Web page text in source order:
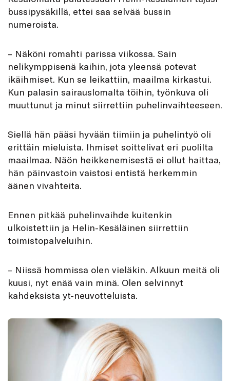
bussipysäkillä, ettei saa selvää bussin
numeroista.
– Näköni romahti parissa viikossa. Sain
nelikymppisenä kaihin, jota yleensä potevat
ikäihmiset. Kun se leikattiin, maailma kirkastui.
Kun palasin sairauslomalta töihin, työnkuva oli
muuttunut ja minut siirrettiin puhelinvaihteeseen.
Siellä hän pääsi hyvään tiimiin ja puhelintyö oli
erittäin mieluista. Ihmiset soittelivat eri puolilta
maailmaa. Näön heikkenemisestä ei ollut haittaa,
hän päinvastoin vaistosi entistä herkemmin
äänen vivahteita.
Ennen pitkää puhelinvaihde kuitenkin
ulkoistettiin ja Helin-Kesäläinen siirrettiin
toimistopalveluihin.
– Niissä hommissa olen vieläkin. Alkuun meitä oli
kuusi, nyt enää vain minä. Olen selvinnyt
kahdeksista yt-neuvotteluista.